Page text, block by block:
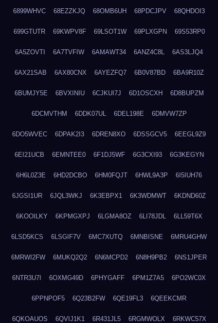
6899WHVC 68EZZKJQ 68OMB6UH 68PDCJPV 68QHDOI3
699GTUTR 69KWPV8F 69LSOT1W 69PLXGPN 69S53RP0
6A5ZOVTI 6A7TVFIW 6AMAWT34 6ANZ4C8L 6AS3LJQ4
6AX21SAB 6AX80CNX 6AYEZFQ7 6B0V87BD 6BA9R10Z
6BUMJY5E 6BVXINIU 6CJKUI7J 6D1OSCXH 6D8BUPZM
6DCMVTHM 6DDK07UL 6DEL198E 6DMVW7ZP
6DO5WVEC 6DPAK2I3 6DREN8XO 6DSSGCV5 6EEGL9Z9
6EI21UCB 6EMNTEE0 6F1DJ5WF 6G3CXI93 6G3KEGYN
6H6L0Z3E 6HD2DCBO 6HM0FQJT 6HWL9A3P 6I5IUH76
6JGSI1UR 6JQL3WKJ 6K3EBPX1 6K3WDMWT 6KDND60Z
6KOOILKY 6KPMGXPJ 6LGMA8OZ 6LI78JDL 6LL59T6X
6LSD5KCS 6LSGIF7V 6MC7XUTQ 6MNBISNE 6MRU4GHW
6MRWI2FW 6MUKQ2Q2 6N6MCPD2 6N8H9PB2 6NS1JPER
6NTR3U7I 6OXMG49D 6PHYGAFF 6PM1Z7A5 6PO2WC0X
6PPNPOF5 6Q23B2FW 6QE19FL3 6QEEKCMR
6QKOAUOS 6QVIJ1K1 6R431JL5 6RGMWOLX 6RKWC57X